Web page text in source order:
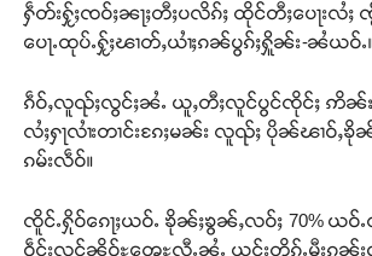
ႁဵတ်းႁႂ်ႈၸဝ်ႈၼႃႈတီႈပလိၵ်ႈ ထိုင်တီႈပေႃးလႆႈ
ပေႃႉထုပ်ႉႁႂ်ႈၽၢတ်ႇယၢႆႈၵၼ်ပွၵ်ႈႁိူၼ်း-ၼႆယဝ်ႉ
ၵဵဝ်ႇလူၺ်ႈလွင်ႈၼႆႉ ယူႇတီႈလူင်ပွင်ၸိုင်ႈ ဢိၼ်ႊ
လႆႈႁႃလၢႆးတၢင်းၵႄႈမၼ်း လူၺ်ႈ ပိုၼ်ၽၢဝ်ႇၶို
ၵမ်းလဵဝ်။
ၸိူင်ႉႁိုဝ်ၵေႃႈယဝ်ႉ ၶိုၼ်ႈၶွၼ်ႇလဝ်ႈ 70% ယဝ်ႉ
ဝဵင်းလူင်ၼိဝ်ႊၻေႊလီႉၼႆႉ ယင်းတိုၵ်ႉမီးၵူၼ်း